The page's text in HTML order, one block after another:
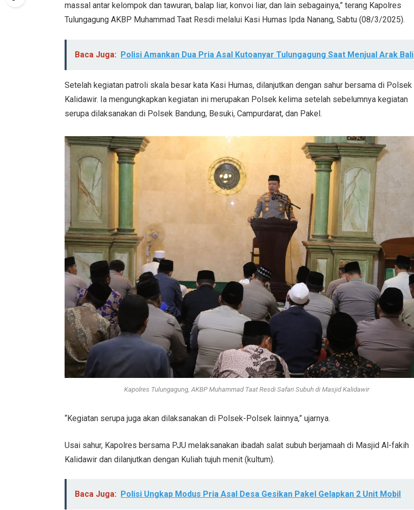
massal antar kelompok dan tawuran, balap liar, konvoi liar, dan lain sebagainya,” terang Kapolres
Tulungagung AKBP Muhammad Taat Resdi melalui Kasi Humas Ipda Nanang, Sabtu (08/3/2025).
Baca Juga: Polisi Amankan Dua Pria Asal Kutoanyar Tulungagung Saat Menjual Arak Bali
Setelah kegiatan patroli skala besar kata Kasi Humas, dilanjutkan dengan sahur bersama di Polsek
Kalidawir. Ia mengungkapkan kegiatan ini merupakan Polsek kelima setelah sebelumnya kegiatan
serupa dilaksanakan di Polsek Bandung, Besuki, Campurdarat, dan Pakel.
Kapolres Tulungagung, AKBP Muhammad Taat Resdi Safari Subuh di Masjid Kalidawir
“Kegiatan serupa juga akan dilaksanakan di Polsek-Polsek lainnya,” ujarnya.
Usai sahur, Kapolres bersama PJU melaksanakan ibadah salat subuh berjamaah di Masjid Al-fakih
Kalidawir dan dilanjutkan dengan Kuliah tujuh menit (kultum).
Baca Juga: Polisi Ungkap Modus Pria Asal Desa Gesikan Pakel Gelapkan 2 Unit Mobil